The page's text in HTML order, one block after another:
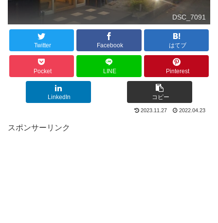
DSC_7091
Twitter Facebook はてブ
Pocket LINE Pinterest
LinkedIn コピー
2023.11.27 2022.04.23
スポンサーリンク